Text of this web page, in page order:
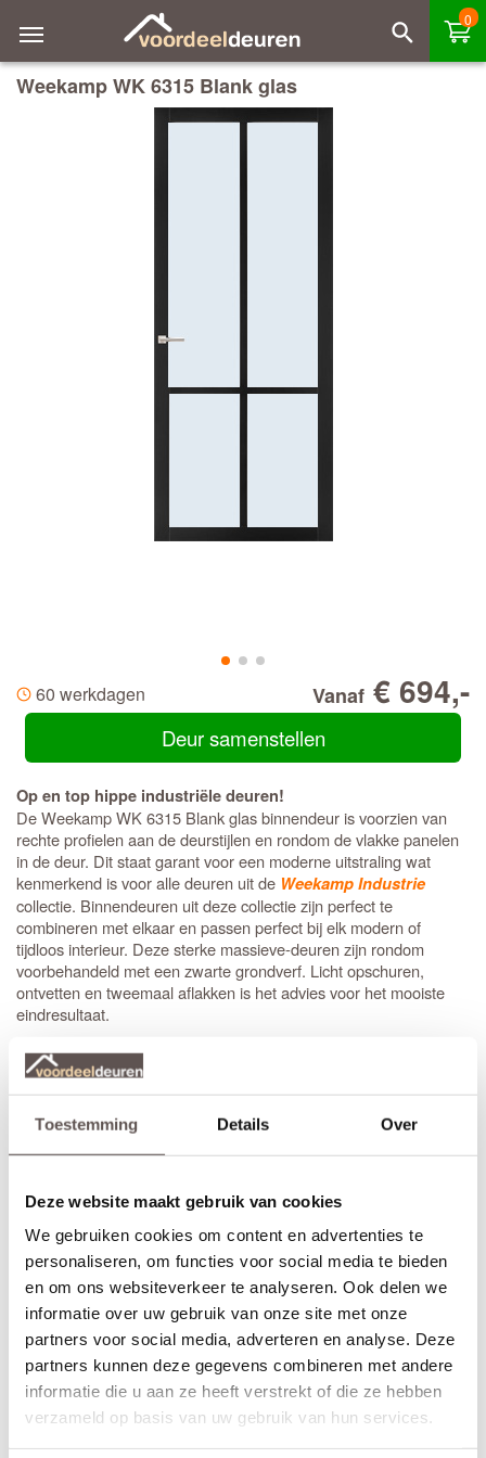
Toestemming Details Over
Deze website maakt gebruik van cookies
We gebruiken cookies om content en advertenties te
personaliseren, om functies voor social media te bieden
en om ons websiteverkeer te analyseren. Ook delen we
informatie over uw gebruik van onze site met onze
partners voor social media, adverteren en analyse. Deze
partners kunnen deze gegevens combineren met andere
informatie die u aan ze heeft verstrekt of die ze hebben
verzameld op basis van uw gebruik van hun services.
0
Weekamp WK 6315 Blank glas
60 werkdagen Vanaf € 694,-
Deur samenstellen
Op en top hippe industriële deuren!
De Weekamp WK 6315 Blank glas binnendeur is voorzien van
rechte profielen aan de deurstijlen en rondom de vlakke panelen
in de deur. Dit staat garant voor een moderne uitstraling wat
kenmerkend is voor alle deuren uit de Weekamp Industrie
collectie. Binnendeuren uit deze collectie zijn perfect te
combineren met elkaar en passen perfect bij elk modern of
tijdloos interieur. Deze sterke massieve-deuren zijn rondom
voorbehandeld met een zwarte grondverf. Licht opschuren,
ontvetten en tweemaal aflakken is het advies voor het mooiste
eindresultaat.
De massieve Weekamp WK 6315 Blank glas deuren hebben een
dikte van 38 mm en zijn voorzien van gehard blank of satijn glas
en eenslotgat ten behoeve van een smalslot op standaard
hoogte. Voorbeelden van mooie bijpassende zwarte deurkrukken
Alle Weekamp WK 6315 Blank glas binnendeuren zijn voorzien
van eenslotgatt.b.v. een smal loopslot
Let Op! Dit is het enige slot wat in de Weekamp industriele
deuren past.
Bij het bestellen van eenstompebinnendeur is de draairichting
niet van belang.
De deur afhangen kan met elke standaard scharnier, maar
zwarte scharnieren zijn het mooist. De meest gebruiktezwarte
scharnierenzijn kogellager scharnieren van 89 mm met ronde